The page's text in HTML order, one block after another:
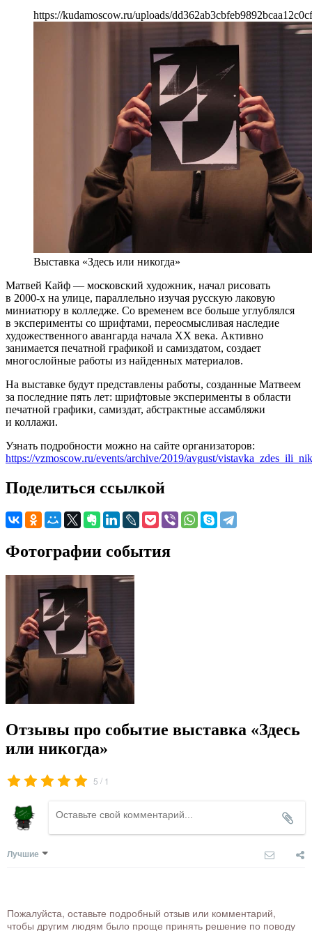
https://kudamoscow.ru/uploads/
Выставка «Здесь или никогда»
Матвей Кайф — московский художник, начал рисовать
в 2000-х на улице, параллельно изучая русскую лаковую
миниатюру в колледже. Со временем все больше углублялся
в эксперименты со шрифтами, переосмысливая наследие
художественного авангарда начала ХХ века. Активно
занимается печатной графикой и самиздатом, создает
многослойные работы из найденных материалов.
На выставке будут представлены работы, созданные Матвеем
за последние пять лет: шрифтовые эксперименты в области
печатной графики, самиздат, абстрактные ассамбляжи
и коллажи.
Узнать подробности можно на сайте организаторов:
https://vzmoscow.ru/events/archive/2019/avgust/
Поделиться ссылкой
Фотографии события
Отзывы про событие выставка «Здесь
или никогда»
5 / 1
Лучшие
Пожалуйста, оставьте подробный отзыв или комментарий,
чтобы другим людям было проще принять решение по поводу